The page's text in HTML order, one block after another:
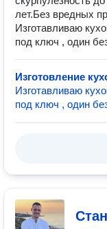
лет.Без вредных
Изготавливаю
под ключ , один
Изготовление
Изготавливаю
под ключ , один